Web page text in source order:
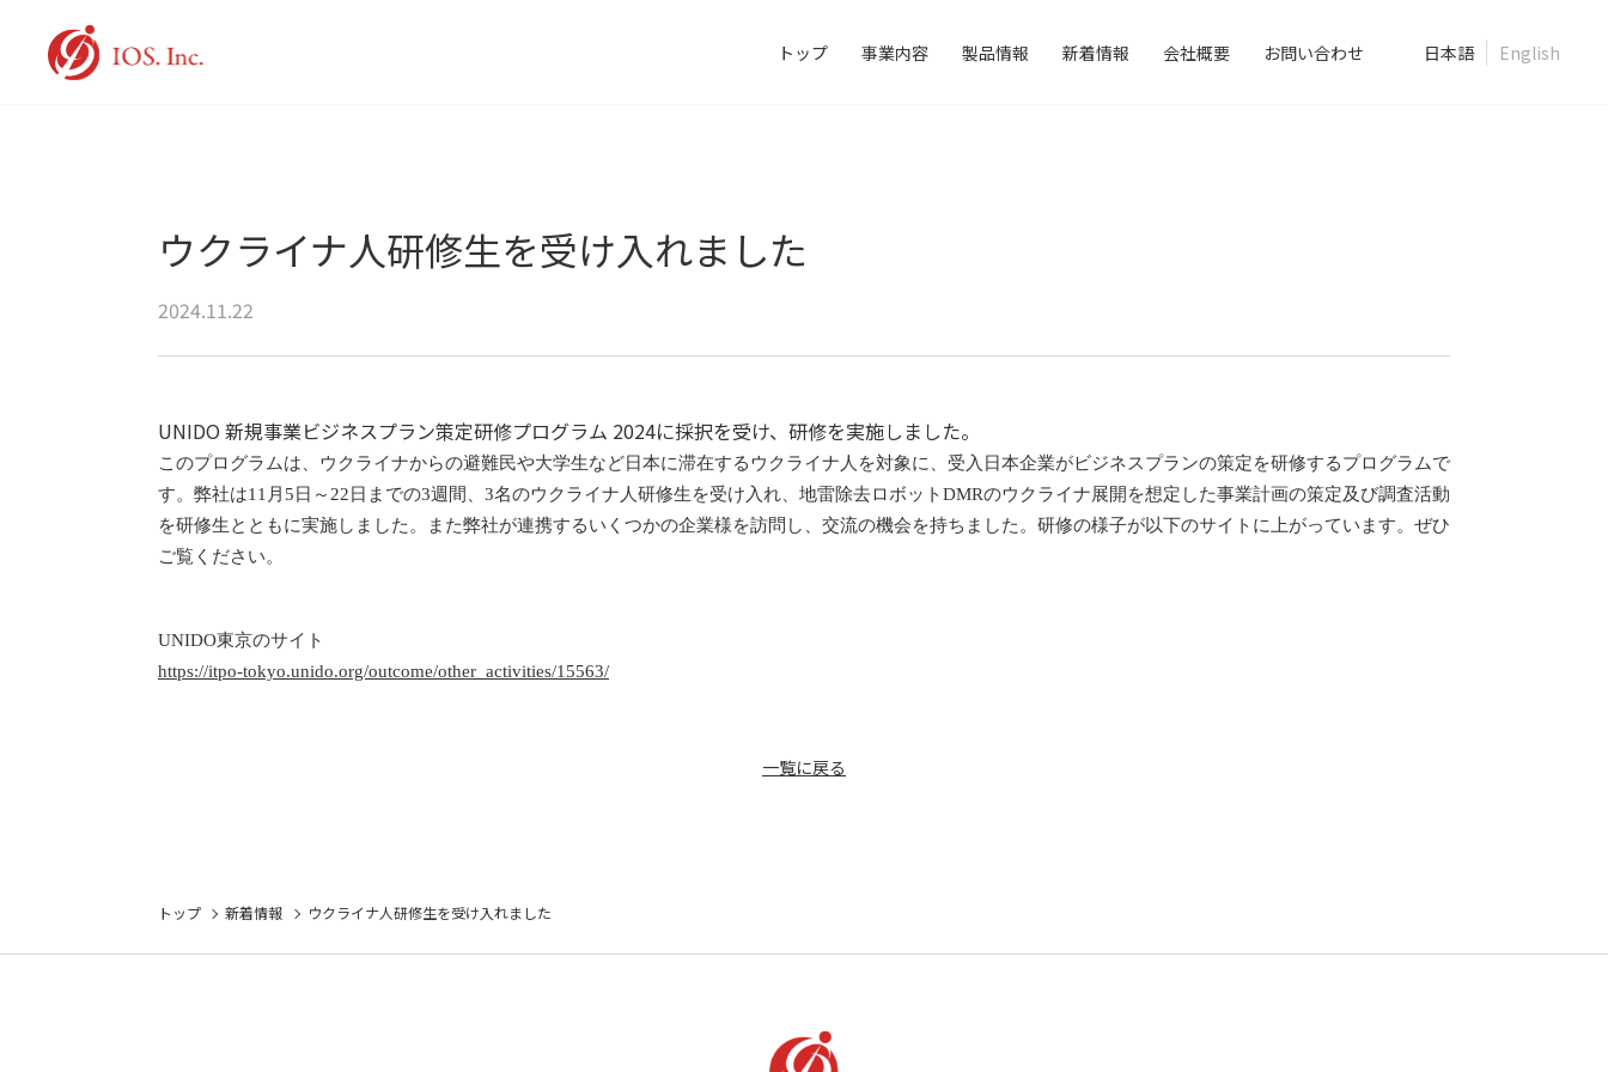
トップ 事業内容 製品情報 新着情報 会社概要 お問い合わせ English
日本語
ウクライナ人研修生を受け入れました
2024.11.22
UNIDO 新規事業ビジネスプラン策定研修プログラム 2024に採択を受け、研修を実施しました。
このプログラムは、ウクライナからの避難民や大学生など日本に滞在するウクライナ人を対象に、受入日本企業がビジネスプランの策定を研修するプログラムで
す。弊社は11月5日～22日までの3週間、3名のウクライナ人研修生を受け入れ、地雷除去ロボットDMRのウクライナ展開を想定した事業計画の策定及び調査活動
を研修生とともに実施しました。また弊社が連携するいくつかの企業様を訪問し、交流の機会を持ちました。研修の様子が以下のサイトに上がっています。ぜひ
ご覧ください。
UNIDO東京のサイト
https://itpo-tokyo.unido.org/outcome/other_activities/15563/
一覧に戻る
トップ 新着情報 ウクライナ人研修生を受け入れました